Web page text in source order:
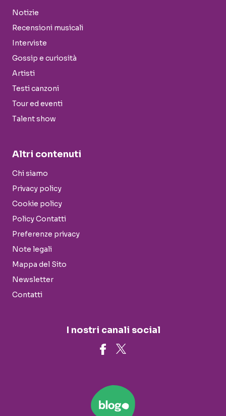
Notizie
Recensioni musicali
Interviste
Gossip e curiosità
Artisti
Testi canzoni
Tour ed eventi
Talent show
Altri contenuti
Chi siamo
Privacy policy
Cookie policy
Policy Contatti
Preferenze privacy
Note legali
Mappa del Sito
Newsletter
Contatti
I nostri canali social